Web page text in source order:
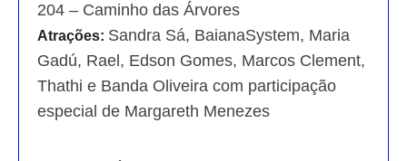
204 – Caminho das Árvores
Atrações: Sandra Sá, BaianaSystem, Maria
Gadú, Rael, Edson Gomes, Marcos Clement,
Thathi e Banda Oliveira com participação
especial de Margareth Menezes